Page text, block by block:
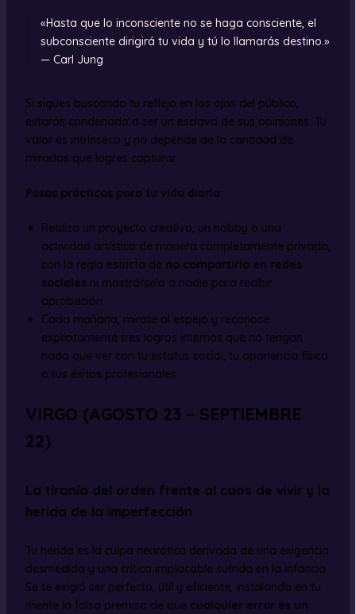
«Hasta que lo inconsciente no se haga consciente, el
subconsciente dirigirá tu vida y tú lo llamarás destino.»
— Carl Jung
Si sigues buscando tu reflejo en los ojos del público,
estarás condenado a ser un esclavo de sus opiniones. Tu
valor es intrínseco y no depende de la cantidad de
miradas que logres capturar.
Pasos prácticos para tu vida diaria:
Realiza un proyecto creativo, un hobby o una
actividad artística de manera completamente privada,
con la regla estricta de no compartirlo en redes
socialesni mostrárselo a nadie para recibir
aprobación.
Cada mañana, mírate al espejo y reconoce
explícitamente tres logros internos que no tengan
nada que ver con tu estatus social, tu apariencia física
o tus éxitos profesionales.
VIRGO (AGOSTO 23 – SEPTIEMBRE
22)
La tiranía del orden frente al caos de vivir y la
herida de la imperfección
Tu herida es la culpa neurótica derivada de una exigencia
desmedida y una crítica implacable sufrida en la infancia.
Se te exigió ser perfecto, útil y eficiente, instalando en tu
mente la falsa premisa de que cualquier error es un